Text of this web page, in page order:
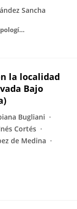
Sancha
Estudios Atacameños Arqueología y antropología surandinas
la localidad
Bajo
Bugliani
Cortés
de Medina